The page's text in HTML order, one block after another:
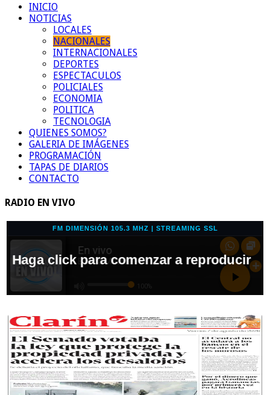
INICIO
NOTICIAS
LOCALES
NACIONALES
INTERNACIONALES
DEPORTES
ESPECTACULOS
POLICIALES
ECONOMIA
POLITICA
TECNOLOGIA
QUIENES SOMOS?
GALERIA DE IMÁGENES
PROGRAMACIÓN
TAPAS DE DIARIOS
CONTACTO
RADIO EN VIVO